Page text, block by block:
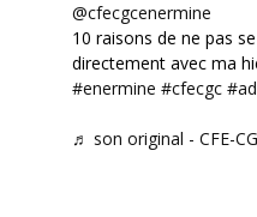
@cfecgcenermine
10 raisons de ne pas
directement avec ma
#enermine #cfecgc
♬ son original - CFE-